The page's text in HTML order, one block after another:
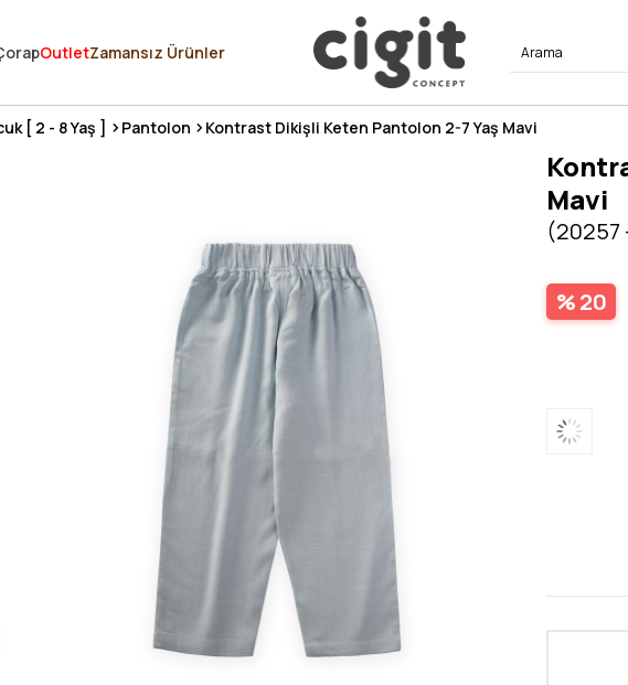
ÜRÜN
OutletZamansız Ürünler
[ 2 - 8 Yaş ] Pantolon Kontrast Dikişli Keten Pantolon 2-7 Yaş Mavi
Mavi
(20257
20